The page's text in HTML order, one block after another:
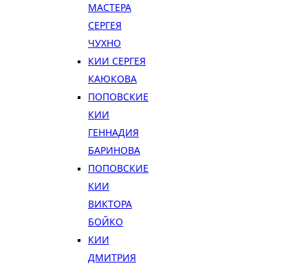
МАСТЕРА
СЕРГЕЯ
ЧУХНО
КИИ СЕРГЕЯ
КАЮКОВА
ПОПОВСКИЕ
КИИ
ГЕННАДИЯ
БАРИНОВА
ПОПОВСКИЕ
КИИ
ВИКТОРА
БОЙКО
КИИ
ДМИТРИЯ